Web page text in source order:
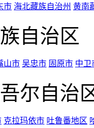
市 海北藏族自治州 黄南
自治区
山市 吴忠市 固原市 中卫
尔自治
克拉玛依市 吐鲁番地区